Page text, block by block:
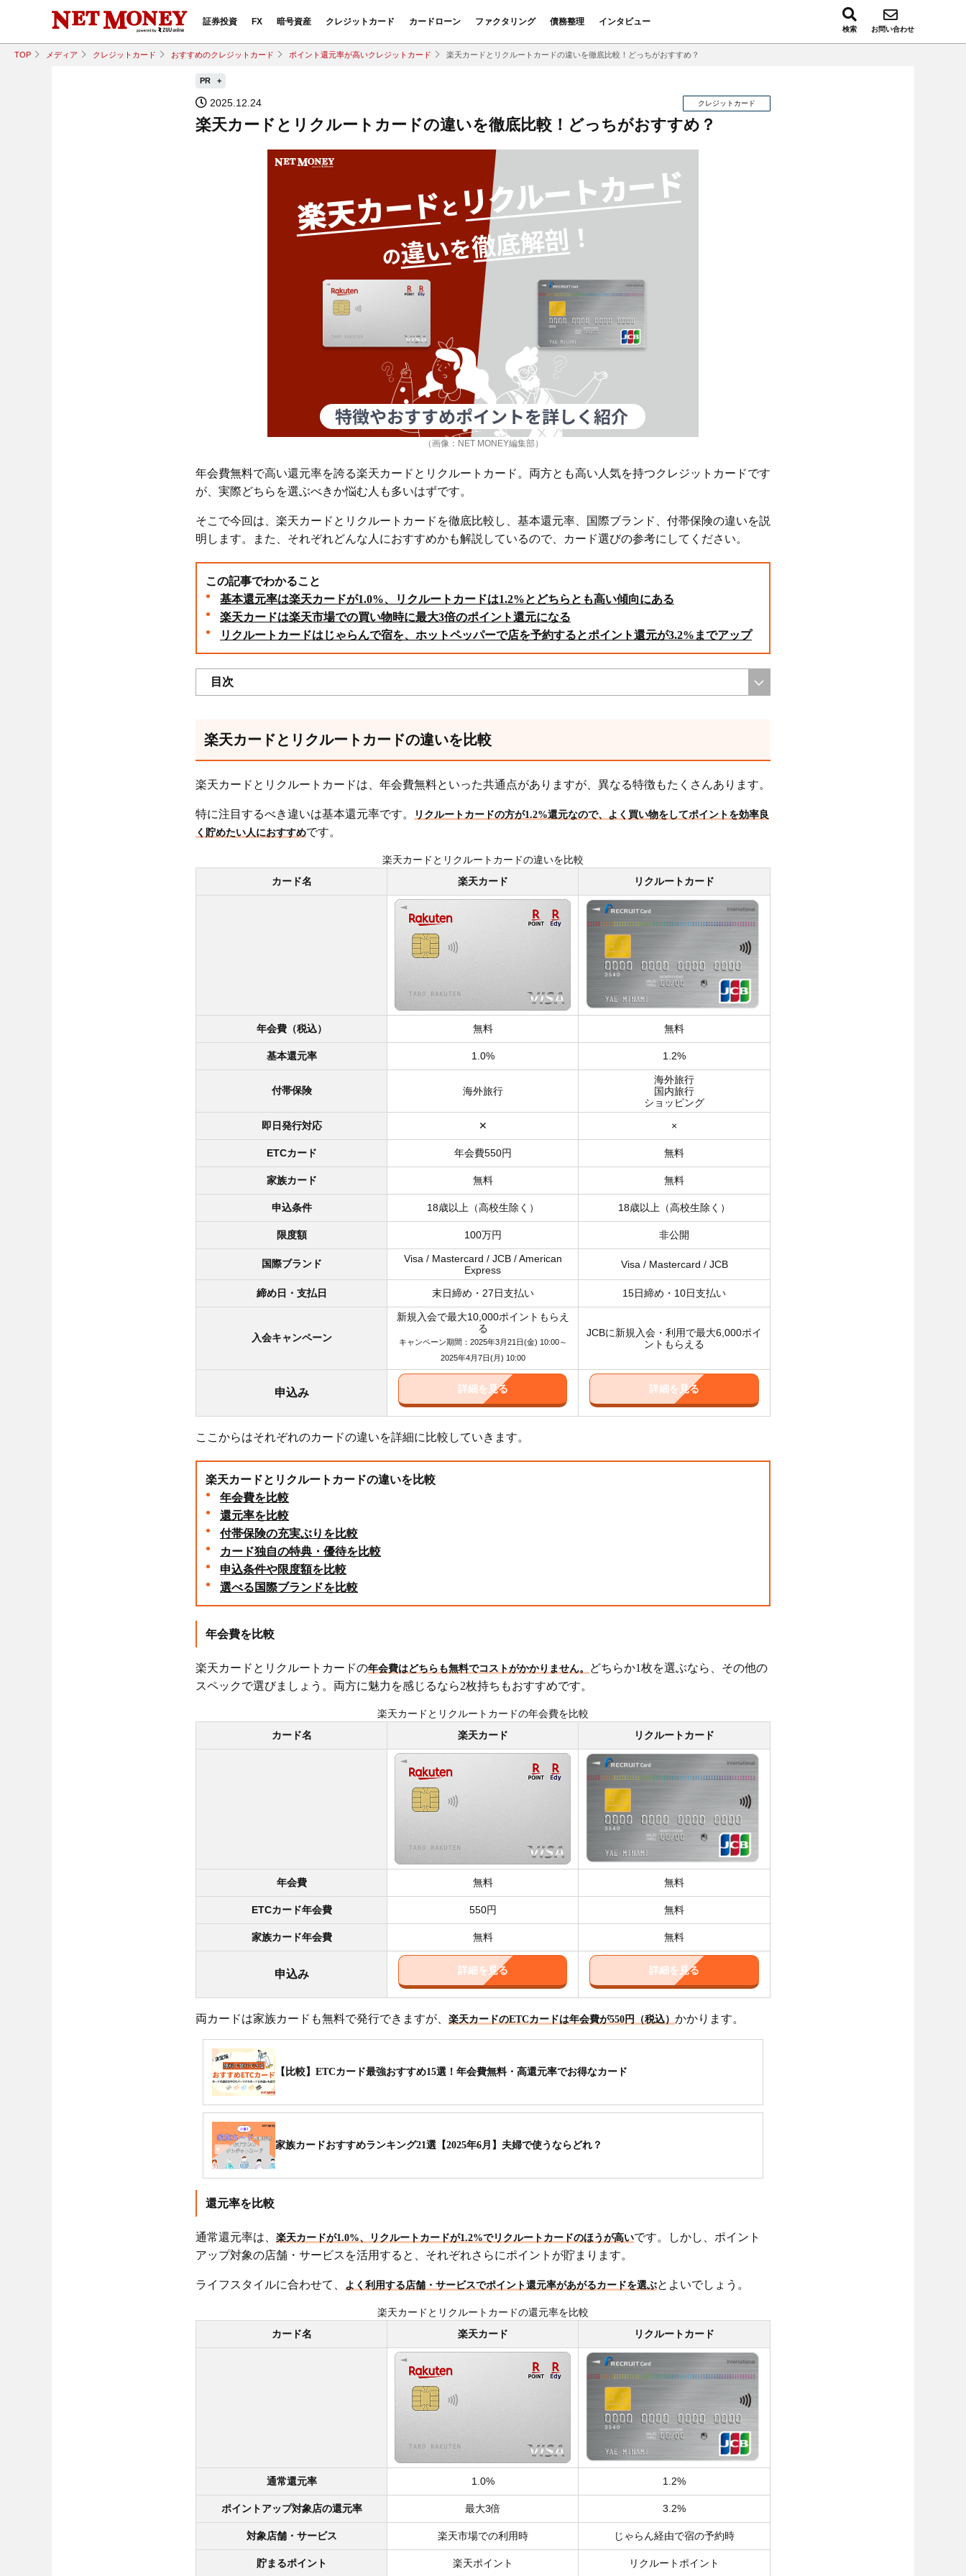
証券投資 FX 暗号資産 クレジットカード カードローン ファクタリング 債務整理 インタビュー
検索 お問い合わせ
TOP メディア クレジットカード おすすめのクレジットカード ポイント還元率が高いクレジットカード 楽天カードとリクルートカードの違いを徹底比較！どっちがおすすめ？
PR
2025.12.24 クレジットカード
楽天カードとリクルートカードの違いを徹底比較！どっちがおすすめ？
（画像：NET MONEY編集部）
年会費無料で高い還元率を誇る楽天カードとリクルートカード。両方とも高い人気を持つクレジットカードです
が、実際どちらを選ぶべきか悩む人も多いはずです。
そこで今回は、楽天カードとリクルートカードを徹底比較し、基本還元率、国際ブランド、付帯保険の違いを説
明します。また、それぞれどんな人におすすめかも解説しているので、カード選びの参考にしてください。
この記事でわかること
基本還元率は楽天カードが1.0%、リクルートカードは1.2%とどちらとも高い傾向にある
楽天カードは楽天市場での買い物時に最大3倍のポイント還元になる
リクルートカードはじゃらんで宿を、ホットペッパーで店を予約するとポイント還元が3.2%までアップ
目次
楽天カードとリクルートカードの違いを比較
楽天カードとリクルートカードは、年会費無料といった共通点がありますが、異なる特徴もたくさんあります。
特に注目するべき違いは基本還元率です。
リクルートカードの方が1.2%還元なので、よく買い物をしてポイントを効率良
く貯めたい人におすすめです。
楽天カードとリクルートカードの違いを比較
カード名
楽天カード リクルートカード
年会費（税込） 無料 無料
基本還元率 1.0% 1.2%
付帯保険 海外旅行
海外旅行
国内旅行
ショッピング
即日発行対応
✕ ×
ETCカード 年会費550円 無料
家族カード 無料 無料
申込条件 18歳以上（高校生除く） 18歳以上（高校生除く）
限度額 100万円 非公開
国際ブランド
Visa / Mastercard / JCB / American
Express
Visa / Mastercard / JCB
締め日・支払日 末日締め・27日支払い 15日締め・10日支払い
入会キャンペーン
新規入会で最大10,000ポイントもらえ
る
キャンペーン期間：2025年3月21日(金) 10:00～
2025年4月7日(月) 10:00
JCBに新規入会・利用で最大6,000ポイ
ントもらえる
申込み 詳細を見る 詳細を見る
ここからはそれぞれのカードの違いを詳細に比較していきます。
楽天カードとリクルートカードの違いを比較
年会費を比較
還元率を比較
付帯保険の充実ぶりを比較
カード独自の特典・優待を比較
申込条件や限度額を比較
選べる国際ブランドを比較
年会費を比較
楽天カードとリクルートカードの年会費はどちらも無料でコストがかかりません。
どちらか1枚を選ぶなら、その他の
スペックで選びましょう。両方に魅力を感じるなら2枚持ちもおすすめです。
楽天カードとリクルートカードの年会費を比較
カード名
楽天カード リクルートカード
年会費 無料 無料
ETCカード年会費 550円 無料
家族カード年会費 無料 無料
申込み 詳細を見る 詳細を見る
両カードは家族カードも無料で発行できますが、 楽天カードのETCカードは年会費が550円（税込） かかります。
【比較】ETCカード最強おすすめ15選！年会費無料・高還元率でお得なカード
家族カードおすすめランキング21選【2025年6月】夫婦で使うならどれ？
還元率を比較
通常還元率は、 楽天カードが1.0%、リクルートカードが1.2%でリクルートカードのほうが高いです。しかし、ポイント
アップ対象の店舗・サービスを活用すると、それぞれさらにポイントが貯まります。
ライフスタイルに合わせて、 よく利用する店舗・サービスでポイント還元率があがるカードを選ぶとよいでしょう。
楽天カードとリクルートカードの還元率を比較
カード名
楽天カード リクルートカード
通常還元率 1.0% 1.2%
ポイントアップ対象店の還元率 最大3倍 3.2%
対象店舗・サービス 楽天市場での利用時 じゃらん経由で宿の予約時
貯まるポイント 楽天ポイント リクルートポイント